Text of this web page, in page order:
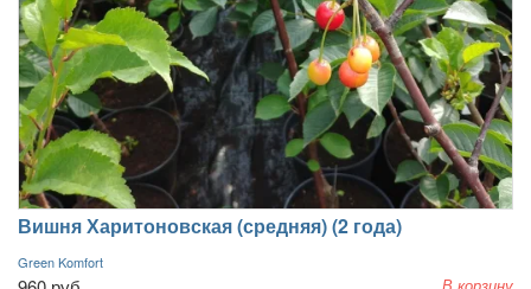
Вишня Харитоновская (средняя) (2 года)
Green Komfort